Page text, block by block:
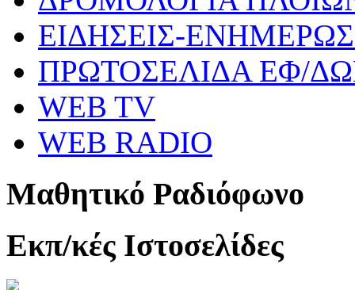
ΕΙΔΗΣΕΙΣ-
ΠΡΩΤΟΣΕΛΙΔΑ ΕΦ/
WEB TV
WEB RADIO
Μαθητικό Ραδιόφωνο
Εκπ/κές Ιστοσελίδες